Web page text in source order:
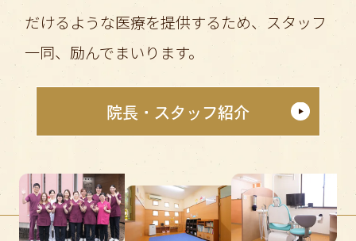
だけるような医療を提供するため、スタッフ
一同、励んでまいります。
院長・スタッフ紹介